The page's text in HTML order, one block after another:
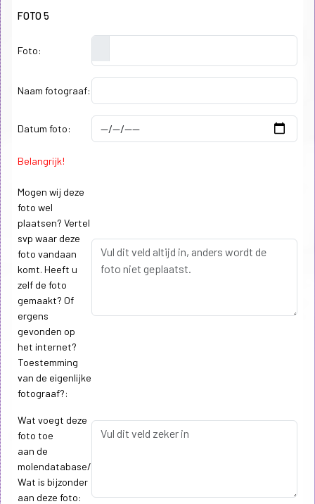
FOTO 5
Foto:
Naam fotograaf:
Datum foto:
Belangrijk!
Mogen wij deze
foto wel
plaatsen? Vertel
svp waar deze
foto vandaan
komt. Heeft u
zelf de foto
gemaakt? Of
ergens
gevonden op
het internet?
Toestemming
van de eigenlijke
fotograaf?:
Wat voegt deze
foto toe
aan de
molendatabase/
Wat is bijzonder
aan deze foto: